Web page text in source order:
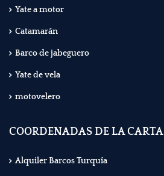
Yate a motor
Catamarán
Barco de jabeguero
Yate de vela
motovelero
COORDENADAS DE LA CARTA
Alquiler Barcos Turquía